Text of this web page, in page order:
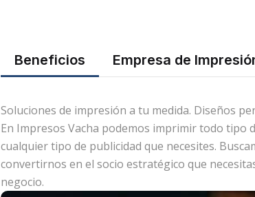
Beneficios Empresa de
Soluciones de impresión a tu medida. Diseños
En Impresos Vacha podemos imprimir todo
cualquier tipo de publicidad que necesites.
convertirnos en el socio estratégico que
negocio.